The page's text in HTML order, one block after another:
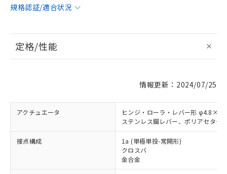
規格認証/適合状況
定格/性能
情報更新：2024/07/25
アクチュエータ
ヒンジ・ローラ・レバー形
ステンレス鋼レバー、ポリアセター
接点構成
1a (単極単投-常開形)
クロスバ
金合金